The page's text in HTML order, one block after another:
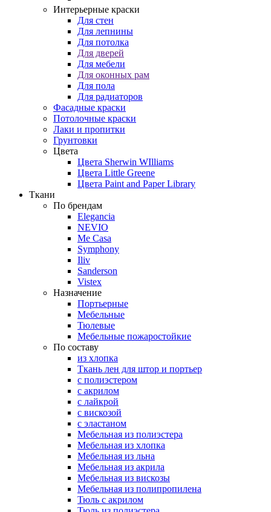
Интерьерные краски
Для стен
Для лепнины
Для потолка
Для дверей
Для мебели
Для оконных рам
Для пола
Для радиаторов
Фасадные краски
Потолочные краски
Лаки и пропитки
Грунтовки
Цвета
Цвета Sherwin WIlliams
Цвета Little Greene
Цвета Paint and Paper Library
Ткани
По брендам
Elegancia
NEVIO
Me Casa
Symphony
Iliv
Sanderson
Vistex
Назначение
Портьерные
Мебельные
Тюлевые
Мебельные пожаростойкие
По составу
из хлопка
Ткань лен для штор и портьер
с полиэстером
с акрилом
с лайкрой
с вискозой
с эластаном
Мебельная из полиэстера
Мебельная из хлопка
Мебельная из льна
Мебельная из акрила
Мебельная из вискозы
Мебельная из полипропилена
Тюль с акрилом